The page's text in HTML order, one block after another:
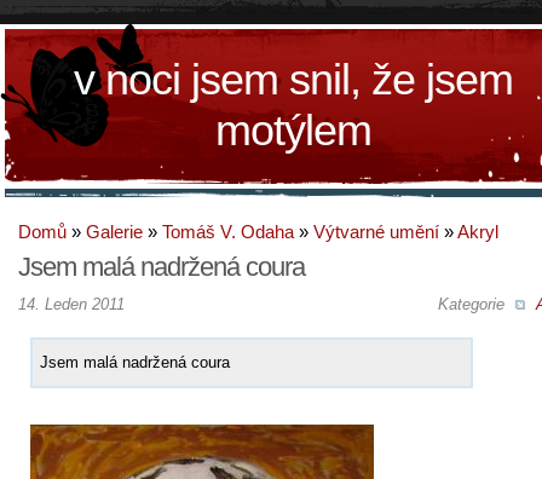
v noci jsem snil, že jsem
motýlem
Domů » Galerie » Tomáš V. Odaha » Výtvarné umění »Akryl
Jsem malá nadržená coura
Kategorie
14. Leden 2011
Jsem malá nadržená coura